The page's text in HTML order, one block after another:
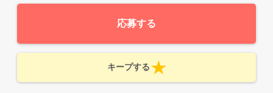
応募する
キープする